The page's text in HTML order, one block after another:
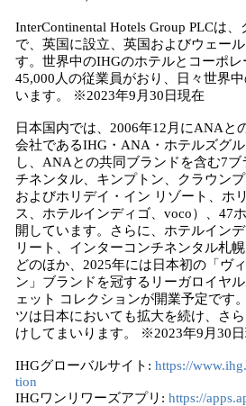
InterContinental Hotels Group PLCは
で、英国に設立、英国およびウェー
す。世界中のIHGのホテルとコーポ
45,000人の従業員がおり、日々世界
います。 ※2023年9月30日現在
日本国内では、2006年12月にANAと
会社であるIHG・ANA・ホテルズグ
し、ANAとの共同ブランドを含む7
チネンタル、キンプトン、クラウン
およびホリデイ・イン リゾート、ホ
ス、ホテルインディゴ、voco）、47
開しています。さらに、ホテルイン
リート、インターコンチネンタル札
どのほか、2025年には日本初の「ヴ
ン」ブランドを冠するリーガロイヤ
ェット コレクションが開業予定です
ツは日本においても拡大を続け、さ
けしてまいります。 ※2023年9月30
IHGグローバルサイト: https://
tion
IHGワンリワーズアプリ: https://